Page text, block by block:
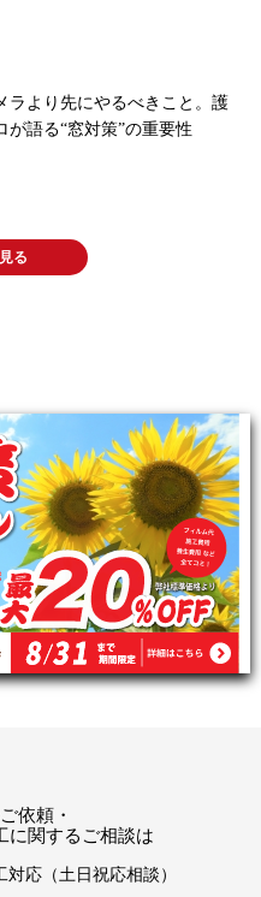
ラより先にやるべきこと。護
が語る“窓対策”の重要性
る
依頼・
に関するご相談は
応（⼟⽇祝応相談）